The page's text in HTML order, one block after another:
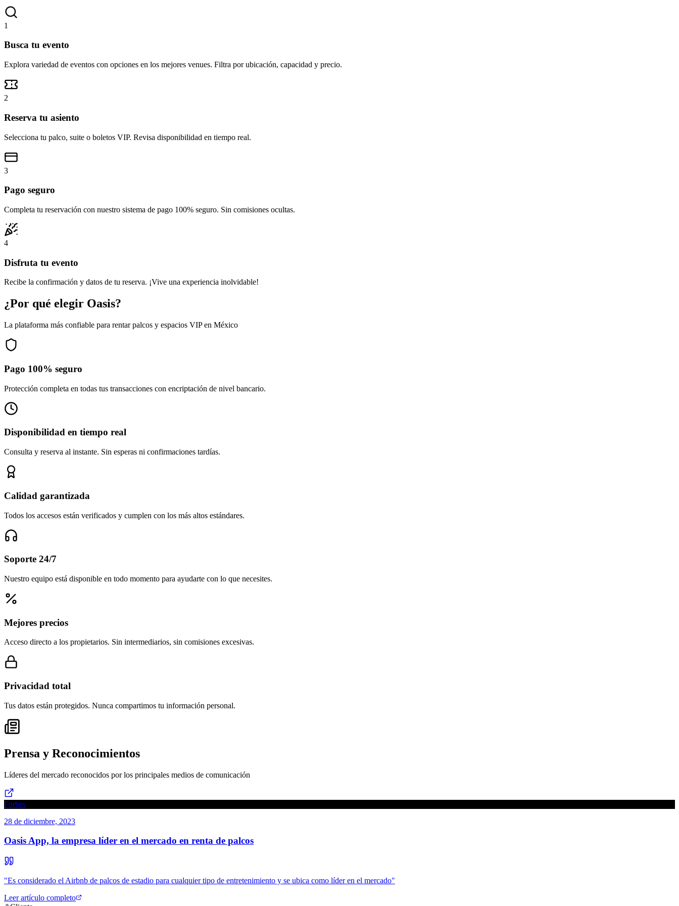
1
Busca tu evento
Explora variedad de eventos con opciones en los mejores venues. Filtra por ubicación, capacidad y precio.
2
Reserva tu asiento
Selecciona tu palco, suite o boletos VIP. Revisa disponibilidad en tiempo real.
3
Pago seguro
Completa tu reservación con nuestro sistema de pago 100% seguro. Sin comisiones ocultas.
4
Disfruta tu evento
Recibe la confirmación y datos de tu reserva. ¡Vive una experiencia inolvidable!
¿Por qué elegir Oasis?
La plataforma más confiable para rentar palcos y espacios VIP en México
Pago 100% seguro
Protección completa en todas tus transacciones con encriptación de nivel bancario.
Disponibilidad en tiempo real
Consulta y reserva al instante. Sin esperas ni confirmaciones tardías.
Calidad garantizada
Todos los accesos están verificados y cumplen con los más altos estándares.
Soporte 24/7
Nuestro equipo está disponible en todo momento para ayudarte con lo que necesites.
Mejores precios
Acceso directo a los propietarios. Sin intermediarios, sin comisiones excesivas.
Privacidad total
Tus datos están protegidos. Nunca compartimos tu información personal.
Prensa y Reconocimientos
Líderes del mercado reconocidos por los principales medios de comunicación
Forbes
28 de diciembre, 2023
Oasis App, la empresa líder en el mercado en renta de palcos
"Es considerado el Airbnb de palcos de estadio para cualquier tipo de entretenimiento y se ubica como líder en el mercado"
Leer artículo completo